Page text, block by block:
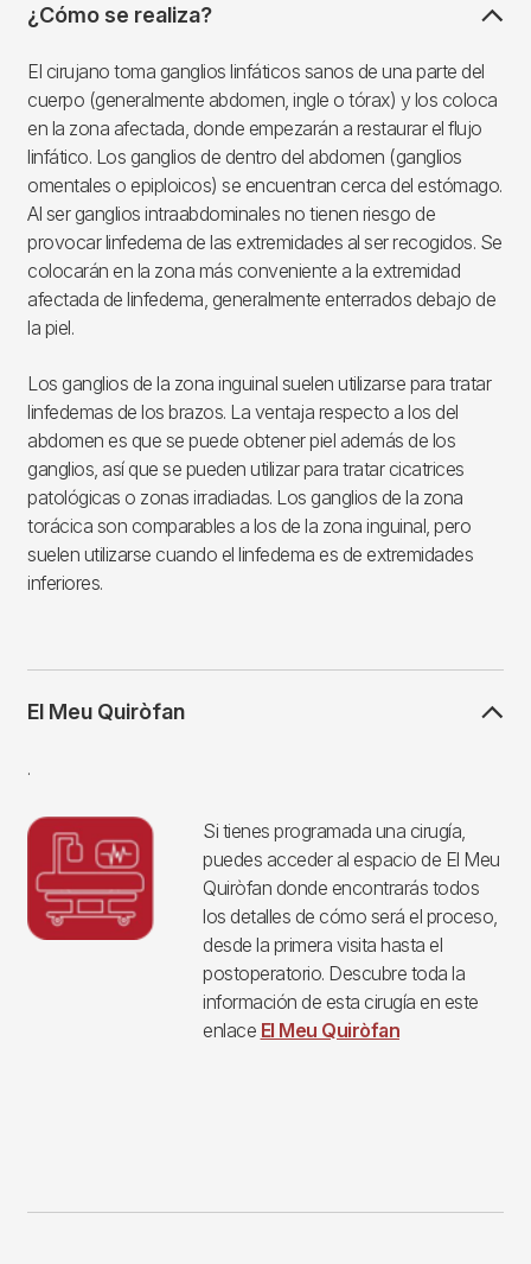
¿Cómo se realiza?
El cirujano toma ganglios linfáticos sanos de una parte del
cuerpo (generalmente abdomen, ingle o tórax) y los coloca
en la zona afectada, donde empezarán a restaurar el flujo
linfático. Los ganglios de dentro del abdomen (ganglios
omentales o epiploicos) se encuentran cerca del estómago.
Al ser ganglios intraabdominales no tienen riesgo de
provocar linfedema de las extremidades al ser recogidos. Se
colocarán en la zona más conveniente a la extremidad
afectada de linfedema, generalmente enterrados debajo de
la piel.
Los ganglios de la zona inguinal suelen utilizarse para tratar
linfedemas de los brazos. La ventaja respecto a los del
abdomen es que se puede obtener piel además de los
ganglios, así que se pueden utilizar para tratar cicatrices
patológicas o zonas irradiadas. Los ganglios de la zona
torácica son comparables a los de la zona inguinal, pero
suelen utilizarse cuando el linfedema es de extremidades
inferiores.
El Meu Quiròfan
.
Si tienes programada una cirugía,
puedes acceder al espacio de El Meu
Quiròfan donde encontrarás todos
los detalles de cómo será el proceso,
desde la primera visita hasta el
postoperatorio. Descubre toda la
información de esta cirugía en este
enlace El Meu Quiròfan